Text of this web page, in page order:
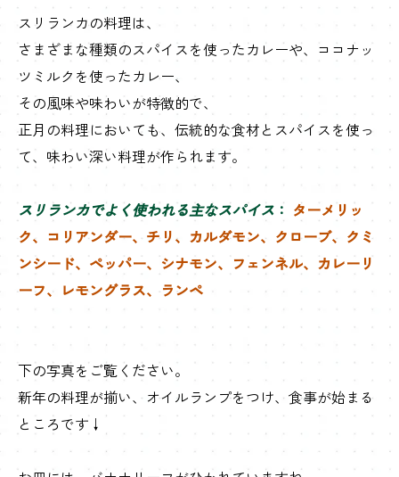
スリランカの料理は、
さまざまな種類のスパイスを使ったカレーや、ココナッ
ツミルクを使ったカレー、
その風味や味わいが特徴的で、
正月の料理においても、伝統的な食材とスパイスを使っ
て、味わい深い料理が作られます。
スリランカでよく使われる主なスパイス ： ターメリッ
ク、コリアンダー、チリ、カルダモン、クローブ、クミ
ンシード、ペッパー、シナモン、フェンネル、カレーリ
ーフ、レモングラス、ランペ
下の写真をご覧ください。
新年の料理が揃い、オイルランプをつけ、食事が始まる
ところです↓